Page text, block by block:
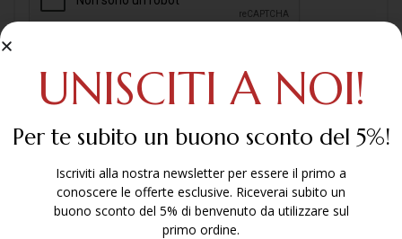
Your personal data will be used to support your experience
throughout this website, to manage access to your
policy.
UNISCITI A NOI!
Per te subito un buono sconto del 5%!
Iscriviti alla nostra newsletter per essere il primo a
conoscere le offerte esclusive. Riceverai subito un
buono sconto del 5% di benvenuto da utilizzare sul
primo ordine.